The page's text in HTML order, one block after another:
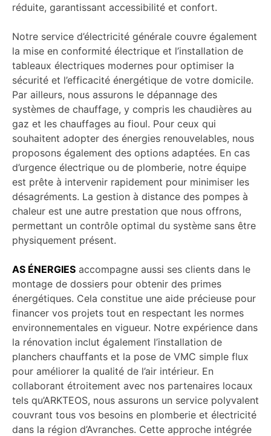
réduite, garantissant accessibilité et confort.
Notre service d’électricité générale couvre également
la mise en conformité électrique et l’installation de
tableaux électriques modernes pour optimiser la
sécurité et l’efficacité énergétique de votre domicile.
Par ailleurs, nous assurons le dépannage des
systèmes de chauffage, y compris les chaudières au
gaz et les chauffages au fioul. Pour ceux qui
souhaitent adopter des énergies renouvelables, nous
proposons également des options adaptées. En cas
d’urgence électrique ou de plomberie, notre équipe
est prête à intervenir rapidement pour minimiser les
désagréments. La gestion à distance des pompes à
chaleur est une autre prestation que nous offrons,
permettant un contrôle optimal du système sans être
physiquement présent.
AS ÉNERGIES accompagne aussi ses clients dans le
montage de dossiers pour obtenir des primes
énergétiques. Cela constitue une aide précieuse pour
financer vos projets tout en respectant les normes
environnementales en vigueur. Notre expérience dans
la rénovation inclut également l’installation de
planchers chauffants et la pose de VMC simple flux
pour améliorer la qualité de l’air intérieur. En
collaborant étroitement avec nos partenaires locaux
tels qu’ARKTEOS, nous assurons un service polyvalent
couvrant tous vos besoins en plomberie et électricité
dans la région d’Avranches. Cette approche intégrée